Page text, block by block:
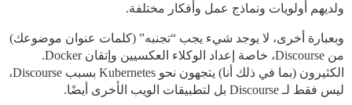
ولديهم أولويات ونماذج عمل وأفكار مختلفة.
وبعبارة أخرى، لا يوجد شيء يجب “تجنبه” (كلمات عنوان موضوعك)
من Discourse، خاصة إعداد الوكلاء العكسيين وإتقان Docker.
الكثيرون (بما في ذلك أنا) يتجهون نحو Kubernetes بسبب Discourse،
ليس فقط لـ Discourse بل لتطبيقات الويب الأخرى أيضًا.